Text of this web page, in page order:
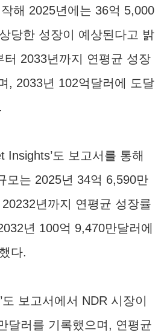
해 2025년에는 36억 5,000
당한 성장이 예상된다고 밝
터 2033년까지 연평균 성장
, 2033년 102억달러에 도달
Insights’도 보고서를 통해
모는 2025년 34억 6,590만
년까지 연평균 성장률
년 100억 9,470만달러에
다.
도 보고서에서 NDR 시장이
달러를 기록했으며, 연평균